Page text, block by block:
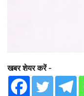
खबर शेयर करें -